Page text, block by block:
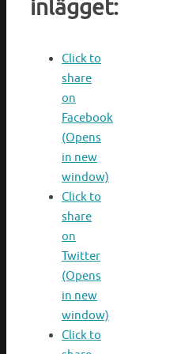
inlägget:
Click to
share
on
Facebook
(Opens
in new
window)
Click to
share
on
Twitter
(Opens
in new
window)
Click to